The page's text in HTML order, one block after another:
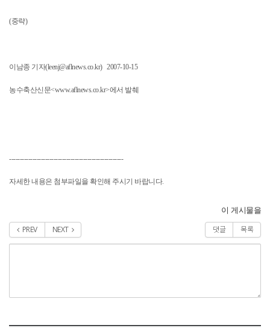
(중략)
이남종 기자(leenj@aflnews.co.kr) 2007-10-15
농수축산신문<www.aflnews.co.kr>에서 발췌
------------------------------------------------------
자세한 내용은 첨부파일을 확인해 주시기 바랍니다.
이 게시물을
PREV NEXT 댓글 목록